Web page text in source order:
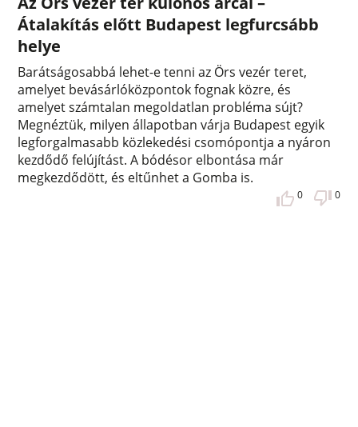
Átalakítás előtt Budapest legfurcsább
helye
Barátságosabbá lehet-e tenni az Örs vezér teret,
amelyet bevásárlóközpontok fognak közre, és
amelyet számtalan megoldatlan probléma sújt?
Megnéztük, milyen állapotban várja Budapest egyik
legforgalmasabb közlekedési csomópontja a nyáron
kezdődő felújítást. A bódésor elbontása már
megkezdődött, és eltűnhet a Gomba is.
0 0